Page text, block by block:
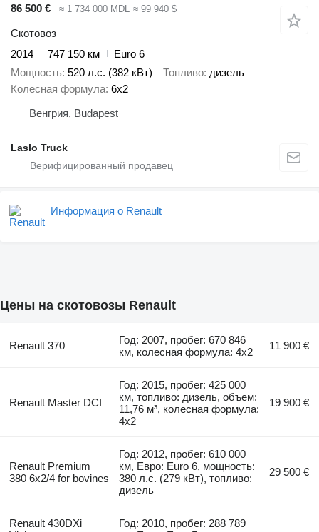
86 500 €
≈ 1 734 000 MDL ≈ 99 940 $
Скотовоз
2014
747 150 км
Euro 6
Мощность 520 л.с. (382 кВт) Топливо дизель
Колесная формула 6x2
Венгрия, Budapest
Laslo Truck
Информация о Renault
Цены на скотовозы Renault
Renault 370
Год: 2007, пробег: 670 846
км, колесная формула: 4x2
11 900 €
Renault Master DCI
Год: 2015, пробег: 425 000
км, топливо: дизель, объем:
11,76 м³, колесная формула:
4x2
19 900 €
Renault Premium
380 6x2/4 for bovines
Год: 2012, пробег: 610 000
км, Евро: Euro 6, мощность:
380 л.с. (279 кВт), топливо:
дизель
29 500 €
Renault 430DXi
Год: 2010, пробег: 288 789